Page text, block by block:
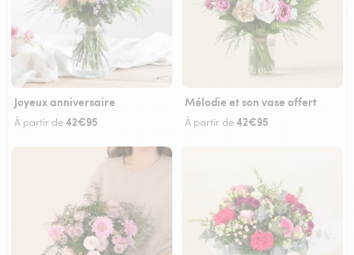
Joyeux anniversaire
À partir de42€95
Mélodie et son vase offert
À partir de42€95